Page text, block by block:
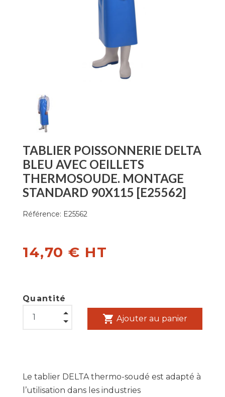
TABLIER POISSONNERIE DELTA
BLEU AVEC OEILLETS
THERMOSOUDE. MONTAGE
STANDARD 90X115 [E25562]
Référence: E25562
14,70 € HT
Quantité
shopping_cart Ajouter au panier
Le tablier DELTA thermo-soudé est adapté à
l’utilisation dans les industries